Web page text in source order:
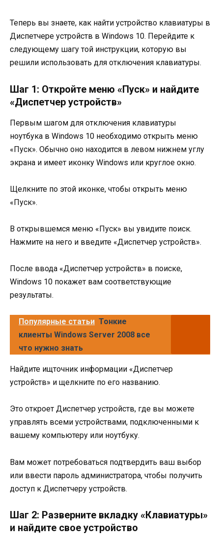
Теперь вы знаете, как найти устройство клавиатуры в
Диспетчере устройств в Windows 10. Перейдите к
следующему шагу той инструкции, которую вы
решили использовать для отключения клавиатуры.
Шаг 1: Откройте меню «Пуск» и найдите
«Диспетчер устройств»
Первым шагом для отключения клавиатуры
ноутбука в Windows 10 необходимо открыть меню
«Пуск». Обычно оно находится в левом нижнем углу
экрана и имеет иконку Windows или круглое окно.
Щелкните по этой иконке, чтобы открыть меню
«Пуск».
В открывшемся меню «Пуск» вы увидите поиск.
Нажмите на него и введите «Диспетчер устройств».
После ввода «Диспетчер устройств» в поиске,
Windows 10 покажет вам соответствующие
результаты.
Популярные статьи Тонкие
клиенты Windows Server 2008 все
что нужно знать
Найдите ищточник информации «Диспетчер
устройств» и щелкните по его названию.
Это откроет Диспетчер устройств, где вы можете
управлять всеми устройствами, подключенными к
вашему компьютеру или ноутбуку.
Вам может потребоваться подтвердить ваш выбор
или ввести пароль администратора, чтобы получить
доступ к Диспетчеру устройств.
Шаг 2: Разверните вкладку «Клавиатуры»
и найдите свое устройство